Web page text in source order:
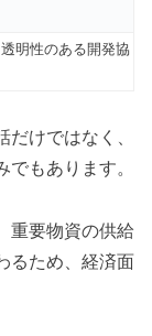
明性のある開発協
けではなく、
もあります。
重要物資の供給
るため、経済面